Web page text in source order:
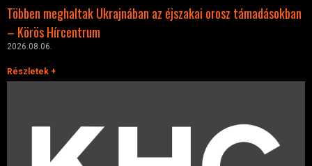
Többen meghaltak Ukrajnában az éjszakai orosz támadásokban
– Körös Hírcentrum
2026.08.06.
Részletek +